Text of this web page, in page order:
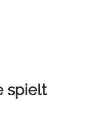
spielt